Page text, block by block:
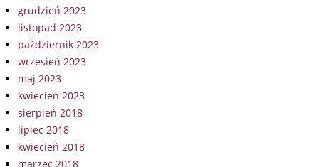
grudzień 2023
listopad 2023
październik 2023
wrzesień 2023
maj 2023
kwiecień 2023
sierpień 2018
lipiec 2018
kwiecień 2018
marzec 2018